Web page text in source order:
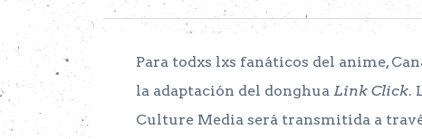
Para todxs lxs fanáticos del anime,
la adaptación del donghua Link Click.
Culture Media será transmitida a